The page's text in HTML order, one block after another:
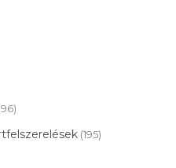
(195)